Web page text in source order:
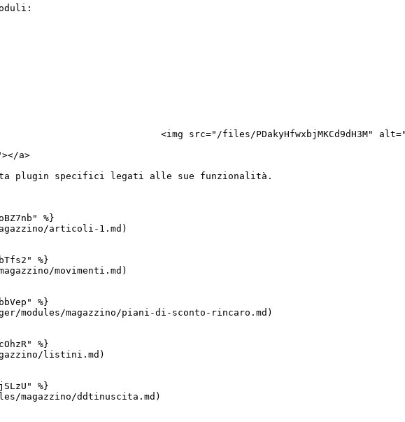
<img src="/files/PDakyHfwxbjMKCd9dH3M" alt=""
a>
plugin specifici legati alle sue funzionalità.
%}
articoli-1.md)
%}
movimenti.md)
%}
modules/magazzino/piani-di-sconto-rincaro.md)
%}
listini.md)
%}
magazzino/ddtinuscita.md)